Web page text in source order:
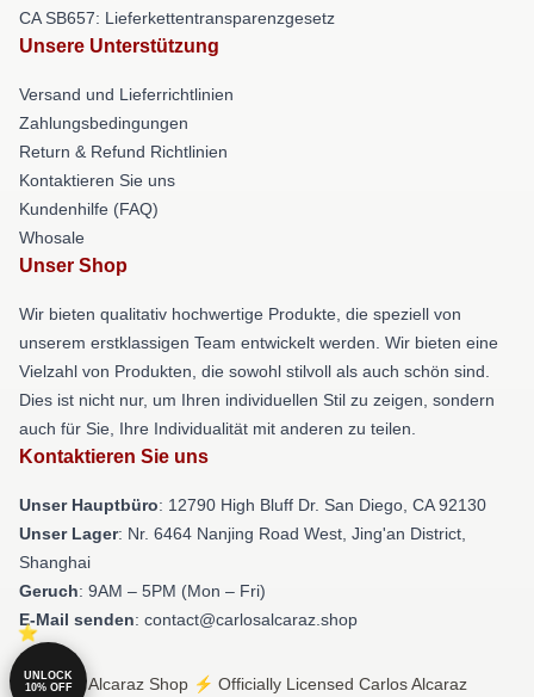
CA SB657: Lieferkettentransparenzgesetz
Unsere Unterstützung
Versand und Lieferrichtlinien
Zahlungsbedingungen
Return & Refund Richtlinien
Kontaktieren Sie uns
Kundenhilfe (FAQ)
Whosale
Unser Shop
Wir bieten qualitativ hochwertige Produkte, die speziell von
unserem erstklassigen Team entwickelt werden. Wir bieten eine
Vielzahl von Produkten, die sowohl stilvoll als auch schön sind.
Dies ist nicht nur, um Ihren individuellen Stil zu zeigen, sondern
auch für Sie, Ihre Individualität mit anderen zu teilen.
Kontaktieren Sie uns
Unser Hauptbüro: 12790 High Bluff Dr. San Diego, CA 92130
Unser Lager: Nr. 6464 Nanjing Road West, Jing'an District,
Shanghai
Geruch: 9AM – 5PM (Mon – Fri)
E-Mail senden: contact@carlosalcaraz.shop
© Carlos Alcaraz Shop ⚡️ Officially Licensed Carlos Alcaraz
UNLOCK
10% OFF